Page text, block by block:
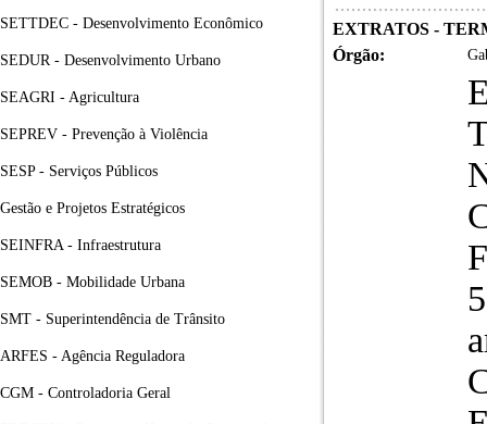
SETTDEC - Desenvolvimento Econômico
SEDUR - Desenvolvimento Urbano
SEAGRI - Agricultura
SEPREV - Prevenção à Violência
SESP - Serviços Públicos
Gestão e Projetos Estratégicos
SEINFRA - Infraestrutura
SEMOB - Mobilidade Urbana
SMT - Superintendência de Trânsito
ARFES - Agência Reguladora
CGM - Controladoria Geral
EXTRATOS -
Órgão: